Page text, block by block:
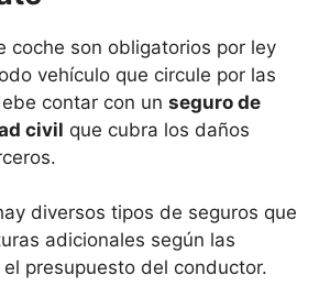
coche son obligatorios por ley
vehículo que circule por las
contar con un seguro de
civil que cubra los daños
diversos tipos de seguros que
adicionales según las
presupuesto del conductor.